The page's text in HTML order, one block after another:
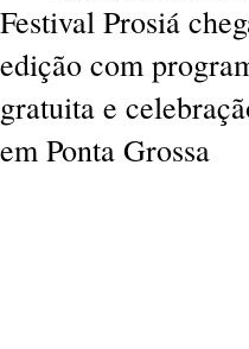
Festival Prosiá
edição com
gratuita e
em Ponta Grossa